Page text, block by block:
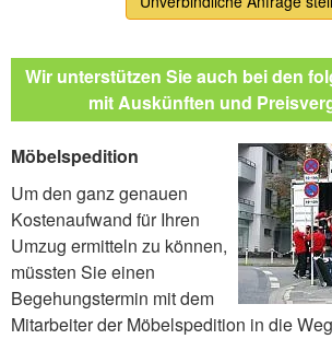
Wir unterstützen Sie auch bei den
mit Auskünften und
Möbelspedition
Um den ganz genauen
Kostenaufwand für Ihren
Umzug ermitteln zu können,
müssten Sie einen
Begehungstermin mit dem
Mitarbeiter der Möbelspedition in die